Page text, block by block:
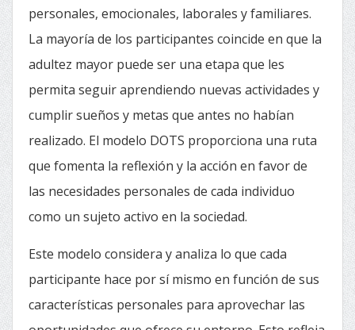
personales, emocionales, laborales y familiares.
La mayoría de los participantes coincide en que la
adultez mayor puede ser una etapa que les
permita seguir aprendiendo nuevas actividades y
cumplir sueños y metas que antes no habían
realizado. El modelo DOTS proporciona una ruta
que fomenta la reflexión y la acción en favor de
las necesidades personales de cada individuo
como un sujeto activo en la sociedad.
Este modelo considera y analiza lo que cada
participante hace por sí mismo en función de sus
características personales para aprovechar las